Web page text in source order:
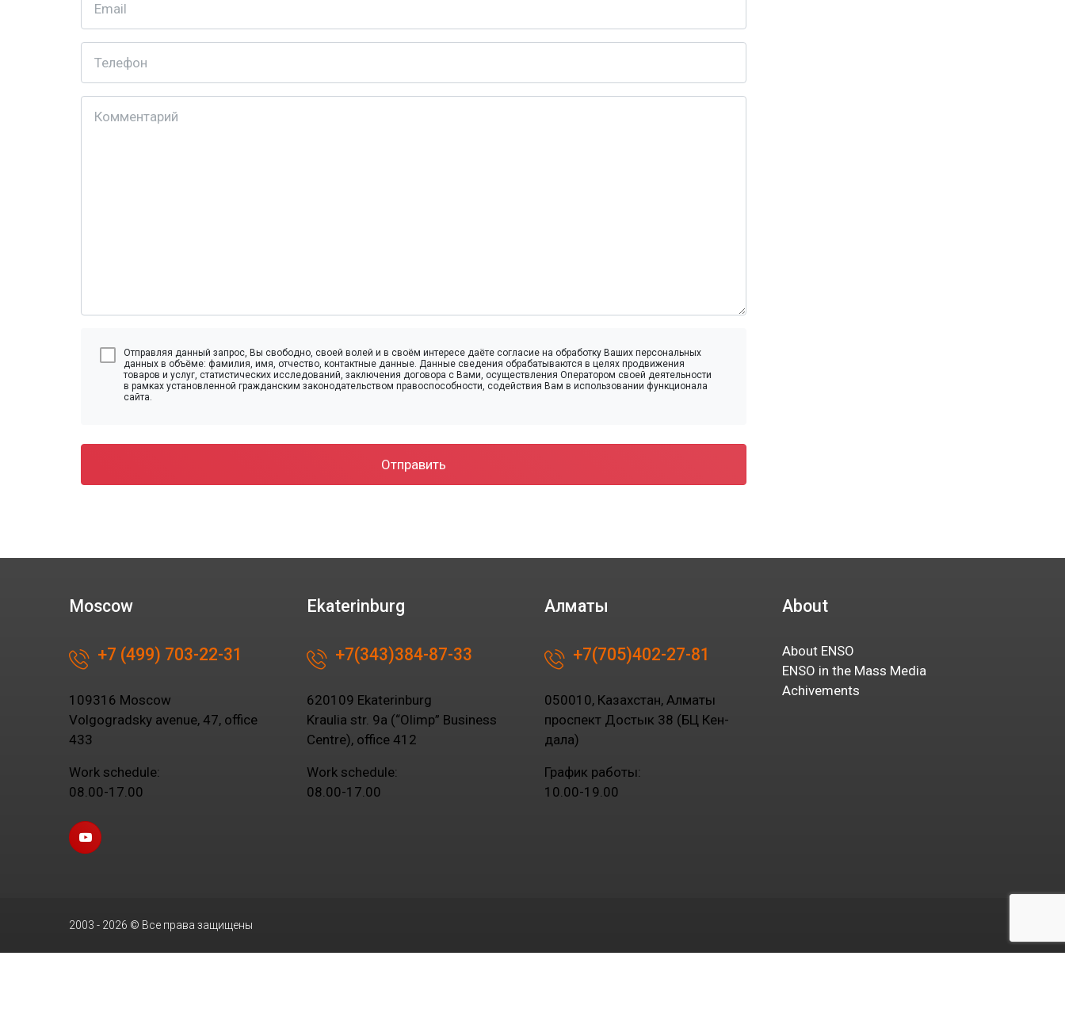
Отправляя данный запрос, Вы свободно, своей волей и в своём интересе даёте согласие на обработку Ваших персональных
данных в объёме: фамилия, имя, отчество, контактные данные. Данные сведения обрабатываются в целях продвижения
товаров и услуг, статистических исследований, заключения договора с Вами, осуществления Оператором своей деятельности
в рамках установленной гражданским законодательством правоспособности, содействия Вам в использовании функционала
сайта.
Отправить
Moscow
+7 (499) 703-22-31
109316 Moscow
Volgogradsky avenue, 47, office
433
Work schedule:
08.00-17.00
Ekaterinburg
+7(343)384-87-33
620109 Ekaterinburg
Kraulia str. 9a (“Olimp” Business
Centre), office 412
Work schedule:
08.00-17.00
Алматы
+7(705)402-27-81
050010, Казахстан, Алматы
проспект Достык 38 (БЦ Кен-
дала)
График работы:
10.00-19.00
About
About ENSO
ENSO in the Mass Media
Achivements
2003 - 2026 © Все права защищены